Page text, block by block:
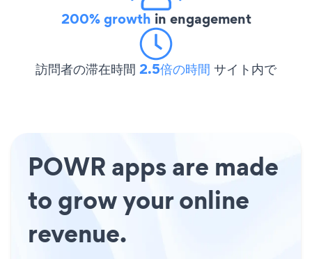
200% growth in engagement
訪問者の滞在時間 2.5倍の時間 サイト内で
POWR apps are made
to grow your online
revenue.